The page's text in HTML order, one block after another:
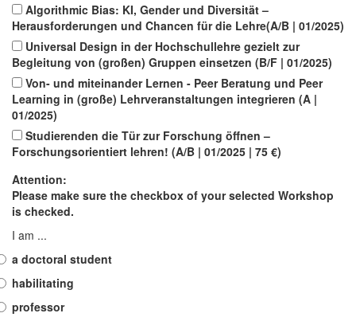
Algorithmic Bias: KI, Gender und Diversität –
Herausforderungen und Chancen für die Lehre(A/B | 01/2025)
Universal Design in der Hochschullehre gezielt zur
Begleitung von (großen) Gruppen einsetzen (B/F | 01/2025)
Von- und miteinander Lernen - Peer Beratung und Peer
Learning in (große) Lehrveranstaltungen integrieren (A |
01/2025)
Studierenden die Tür zur Forschung öffnen –
Forschungsorientiert lehren! (A/B | 01/2025 | 75 €)
Attention:
Please make sure the checkbox of your selected Workshop
is checked.
I am ...
a doctoral student
habilitating
professor